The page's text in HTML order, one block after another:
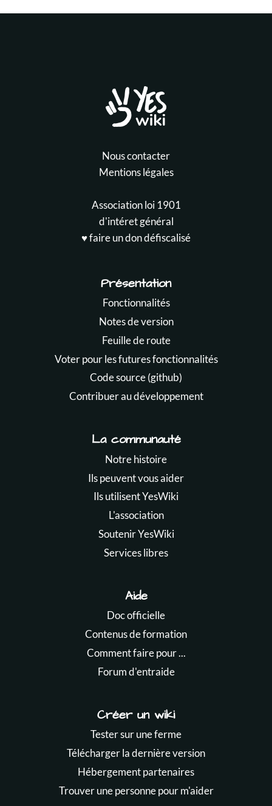
Nous contacter
Mentions légales
Association loi 1901
d'intéret général
♥️ faire un don défiscalisé
Présentation
Fonctionnalités
Notes de version
Feuille de route
Voter pour les futures fonctionnalités
Code source (github)
Contribuer au développement
La communauté
Notre histoire
Ils peuvent vous aider
Ils utilisent YesWiki
L'association
Soutenir YesWiki
Services libres
Aide
Doc officielle
Contenus de formation
Comment faire pour ...
Forum d'entraide
Créer un wiki
Tester sur une ferme
Télécharger la dernière version
Hébergement partenaires
Trouver une personne pour m'aider